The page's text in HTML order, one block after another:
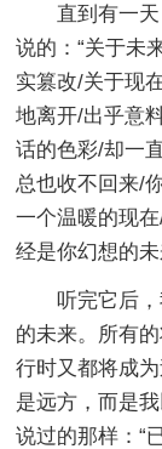
直到有一
说的：“关于未
实篡改/关于现
地离开/出乎意
话的色彩/却一
总也收不回来/
一个温暖的现
经是你幻想的未
听完它后
的未来。所有
行时又都将成
是远方，而是
说过的那样：“